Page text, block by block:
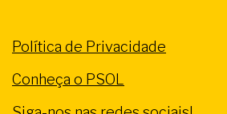
Política de Privacidade
Conheça o PSOL